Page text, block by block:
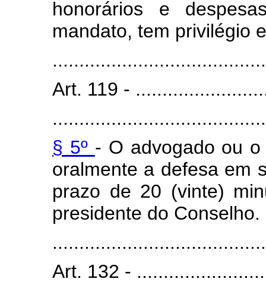
honorários e
mandato, tem privilégio
Art. 119 -
§ 5º - O advogado ou
oralmente a defesa em
prazo de 20 (vinte)
presidente do Conselho.
Art. 132 -